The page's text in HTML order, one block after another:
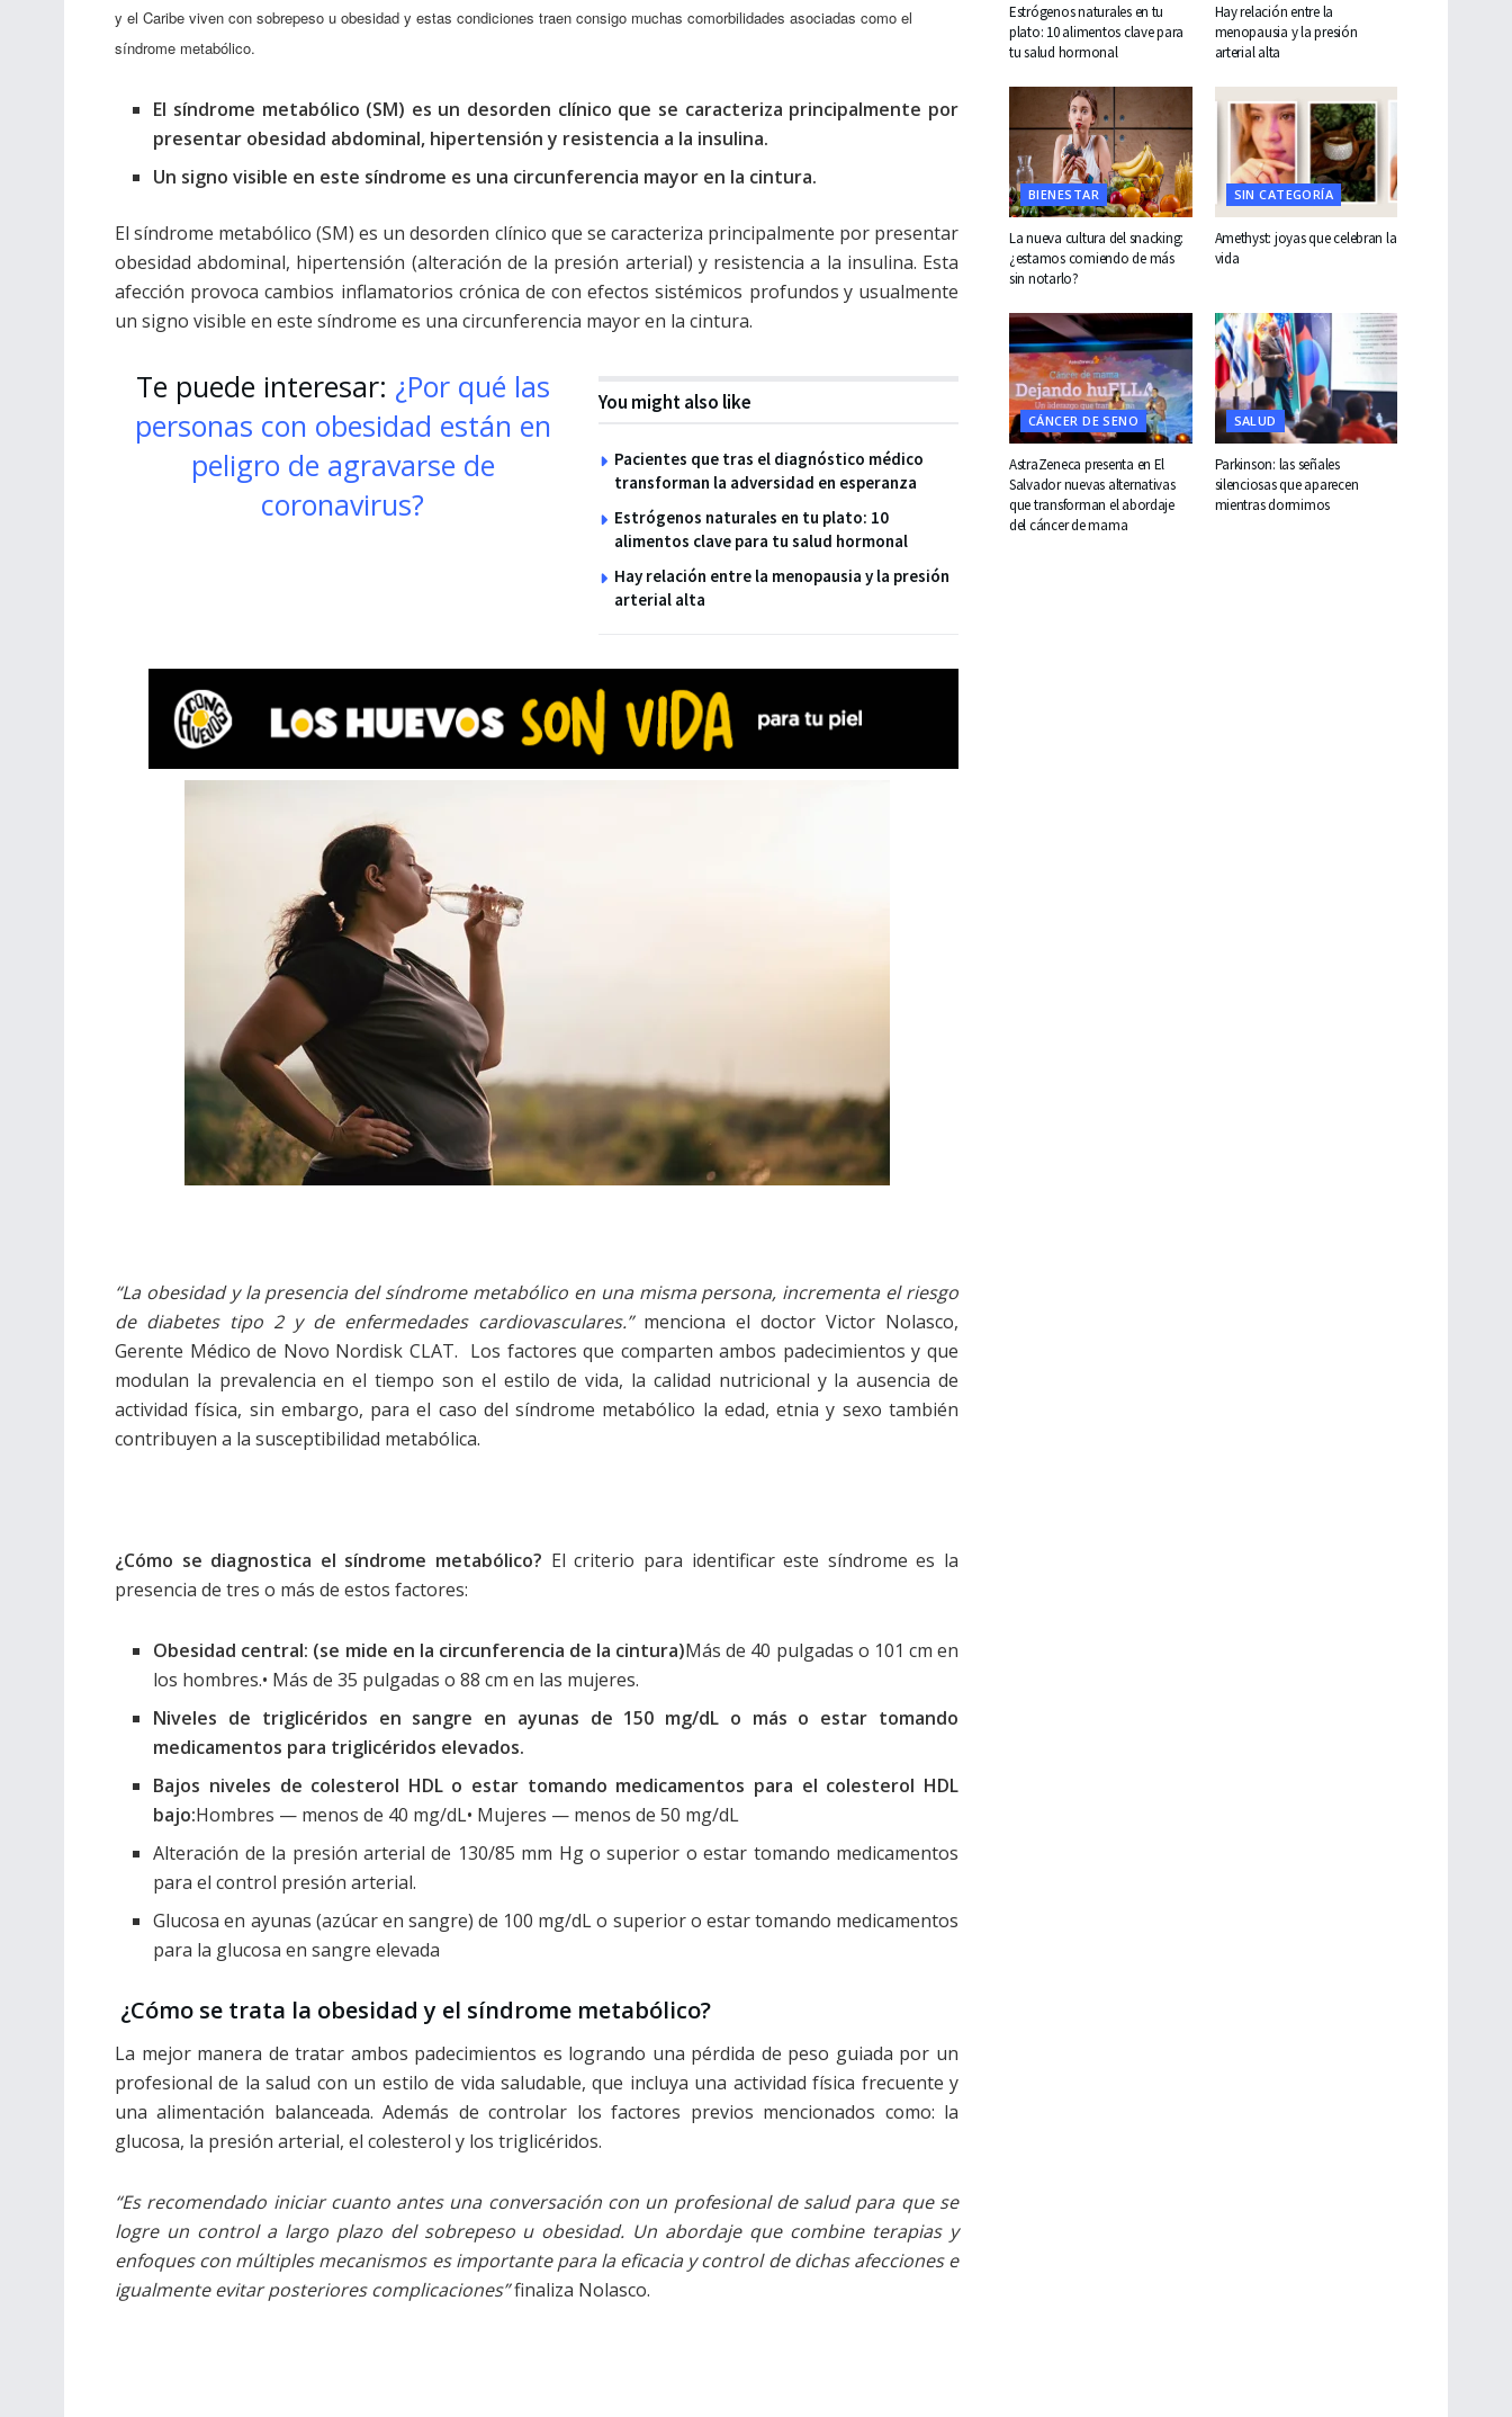
y el Caribe viven con sobrepeso u obesidad y estas condiciones traen consigo muchas comorbilidades asociadas como el
síndrome metabólico.
El síndrome metabólico (SM) es un desorden clínico que se caracteriza principalmente por
presentar obesidad abdominal, hipertensióny resistencia a la insulina.
Un signo visible en este síndrome es una circunferencia mayor en la cintura.
El síndrome metabólico (SM) es un desorden clínico que se caracteriza principalmente por presentar
obesidad abdominal, hipertensión (alteración de la presión arterial) y resistencia a la insulina. Esta
afección provoca cambios inflamatorios crónica de con efectos sistémicos profundos y usualmente
un signo visible en este síndrome es una circunferencia mayor en la cintura.
You might also like
Pacientes que tras el diagnóstico médico
transforman la adversidad en esperanza
Estrógenos naturales en tu plato: 10
alimentos clave para tu salud hormonal
Hay relación entre la menopausia y la presión
arterial alta
Te puede interesar: ¿Por qué las
personas con obesidad están en
peligro de agravarse de
coronavirus?
“La obesidad y la presencia del síndrome metabólico en una misma persona, incrementa el riesgo
de diabetes tipo 2 y de enfermedades cardiovasculares.”menciona el doctor Victor Nolasco,
Gerente Médico de Novo Nordisk CLAT. Los factores que comparten ambos padecimientos y que
modulan la prevalencia en el tiempo son el estilo de vida, la calidad nutricional y la ausencia de
actividad física, sin embargo, para el caso del síndrome metabólico la edad, etnia y sexo también
contribuyen a la susceptibilidad metabólica.
¿Cómo se diagnostica el síndrome metabólico? El criterio para identificar este síndrome es la
presencia de tres o más de estos factores:
Obesidad central: (se mide en la circunferencia de la cintura)Más de 40 pulgadas o 101 cm en
los hombres.• Más de 35 pulgadas o 88 cm en las mujeres.
Niveles de triglicéridos en sangre en ayunas de 150 mg/dL o más o estar tomando
medicamentos para triglicéridos elevados.
Bajos niveles de colesterol HDL o estar tomando medicamentos para el colesterol HDL
bajo:Hombres — menos de 40 mg/dL• Mujeres — menos de 50 mg/dL
Alteración de la presión arterial de 130/85 mm Hg o superior o estar tomando medicamentos
para el control presión arterial.
Glucosa en ayunas (azúcar en sangre) de 100 mg/dL o superior o estar tomando medicamentos
para la glucosa en sangre elevada
¿Cómo se trata la obesidad y el síndrome metabólico?
La mejor manera de tratar ambos padecimientos es logrando una pérdida de peso guiada por un
profesional de la salud con un estilo de vida saludable, que incluya una actividad física frecuente y
una alimentación balanceada. Además de controlar los factores previos mencionados como: la
glucosa, la presión arterial, el colesterol y los triglicéridos.
“Es recomendado iniciar cuanto antes una conversación con un profesional de salud para que se
logre un control a largo plazo del sobrepeso u obesidad. Un abordaje que combine terapias y
enfoques con múltiples mecanismos es importante para la eficacia y control de dichas afecciones e
igualmente evitar posteriores complicaciones”finaliza Nolasco.
Estrógenos naturales en tu
plato: 10 alimentos clave para
tu salud hormonal
Hay relación entre la
menopausia y la presión
arterial alta
BIENESTAR
La nueva cultura del snacking:
¿estamos comiendo de más
sin notarlo?
SIN CATEGORÍA
Amethyst: joyas que celebran la
vida
CÁNCER DE SENO
AstraZeneca presenta en El
Salvador nuevas alternativas
que transforman el abordaje
del cáncer de mama
SALUD
Parkinson: las señales
silenciosas que aparecen
mientras dormimos